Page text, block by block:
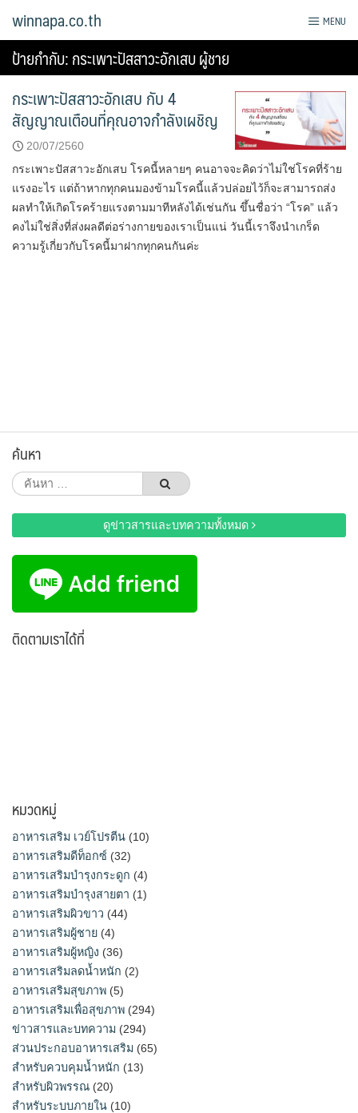
winnapa.co.th MENU
ป้ายกำกับ:กระเพาะปัสสาวะอักเสบ ผู้ชาย
กระเพาะปัสสาวะอักเสบ กับ 4
สัญญาณเตือนที่คุณอาจกำลังเผชิญ
20/07/2560
กระเพาะปัสสาวะอักเสบ โรคนี้หลายๆ คนอาจจะคิดว่าไม่ใช่โรคที่ร้าย
แรงอะไร แต่ถ้าหากทุกคนมองข้ามโรคนี้แล้วปล่อยไว้ก็จะสามารถส่ง
ผลทำให้เกิดโรคร้ายแรงตามมาทีหลังได้เช่นกัน ขึ้นชื่อว่า “โรค” แล้ว
คงไม่ใช่สิ่งที่ส่งผลดีต่อร่างกายของเราเป็นแน่ วันนี้เราจึงนำเกร็ด
ความรู้เกี่ยวกับโรคนี้มาฝากทุกคนกันค่ะ
ค้นหา
ค้นหา
สำหรับ:
ดูข่าวสารและบทความทั้งหมด
ติดตามเราได้ที่
หมวดหมู่
อาหารเสริม เวย์โปรตีน (10)
อาหารเสริมดีท็อกซ์ (32)
อาหารเสริมบำรุงกระดูก (4)
อาหารเสริมบำรุงสายตา (1)
อาหารเสริมผิวขาว (44)
อาหารเสริมผู้ชาย (4)
อาหารเสริมผู้หญิง (36)
อาหารเสริมลดน้ำหนัก (2)
อาหารเสริมสุขภาพ (5)
อาหารเสริมเพื่อสุขภาพ (294)
ข่าวสารและบทความ (294)
ส่วนประกอบอาหารเสริม (65)
สำหรับควบคุมน้ำหนัก (13)
สำหรับผิวพรรณ (20)
สำหรับระบบภายใน (10)